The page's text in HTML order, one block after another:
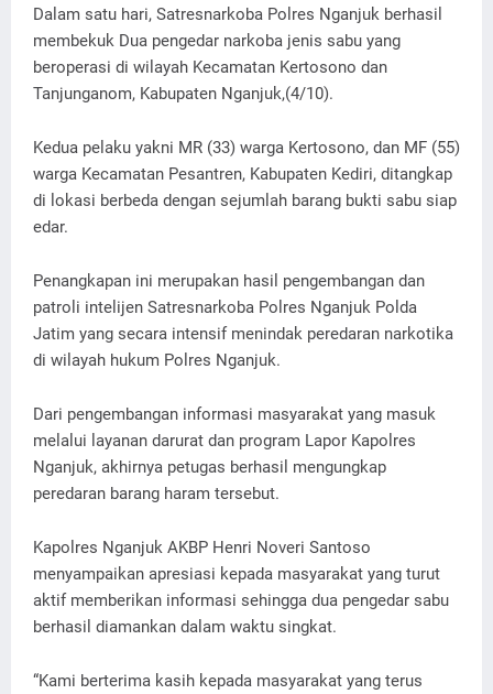
Dalam satu hari, Satresnarkoba Polres Nganjuk berhasil
membekuk Dua pengedar narkoba jenis sabu yang
beroperasi di wilayah Kecamatan Kertosono dan
Tanjunganom, Kabupaten Nganjuk,(4/10).
Kedua pelaku yakni MR (33) warga Kertosono, dan MF (55)
warga Kecamatan Pesantren, Kabupaten Kediri, ditangkap
di lokasi berbeda dengan sejumlah barang bukti sabu siap
edar.
Penangkapan ini merupakan hasil pengembangan dan
patroli intelijen Satresnarkoba Polres Nganjuk Polda
Jatim yang secara intensif menindak peredaran narkotika
di wilayah hukum Polres Nganjuk.
Dari pengembangan informasi masyarakat yang masuk
melalui layanan darurat dan program Lapor Kapolres
Nganjuk, akhirnya petugas berhasil mengungkap
peredaran barang haram tersebut.
Kapolres Nganjuk AKBP Henri Noveri Santoso
menyampaikan apresiasi kepada masyarakat yang turut
aktif memberikan informasi sehingga dua pengedar sabu
berhasil diamankan dalam waktu singkat.
“Kami berterima kasih kepada masyarakat yang terus